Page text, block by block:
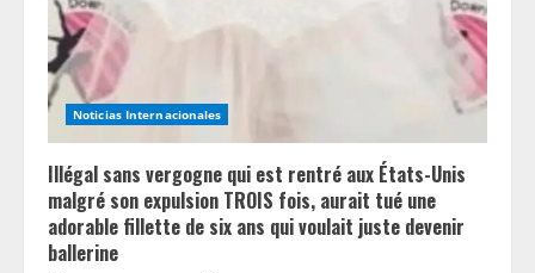
Noticias Internacionales
Illégal sans vergogne qui est rentré aux États-Unis
malgré son expulsion TROIS fois, aurait tué une
adorable fillette de six ans qui voulait juste devenir
ballerine